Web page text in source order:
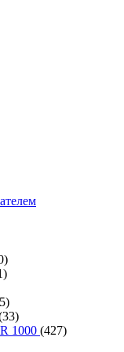
1000 (427)